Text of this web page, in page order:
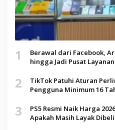
1
Berawal dari Facebook,
hingga Jadi Pusat
2
TikTok Patuhi Aturan
Pengguna Minimum 16
3
PS5 Resmi Naik Harga
Apakah Masih Layak